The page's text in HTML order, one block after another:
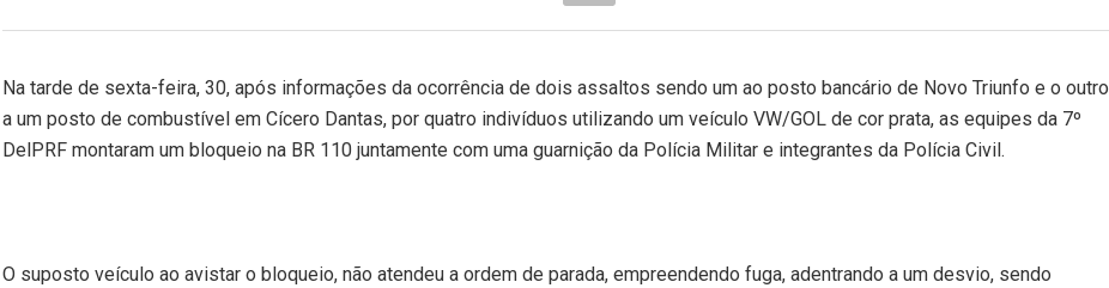
Na tarde de sexta-feira, 30, após informações da ocorrência de dois assaltos sendo um ao posto bancário de Novo Triunfo e o outro
a um posto de combustível em Cícero Dantas, por quatro indivíduos utilizando um veículo VW/GOL de cor prata, as equipes da 7º
DelPRF montaram um bloqueio na BR 110 juntamente com uma guarnição da Polícia Militar e integrantes da Polícia Civil.
O suposto veículo ao avistar o bloqueio, não atendeu a ordem de parada, empreendendo fuga, adentrando a um desvio, sendo